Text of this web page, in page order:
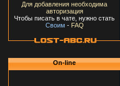
Для добавления необходима
авторизация
Чтобы писать в чате, нужно стать
Своим - FAQ
On-line